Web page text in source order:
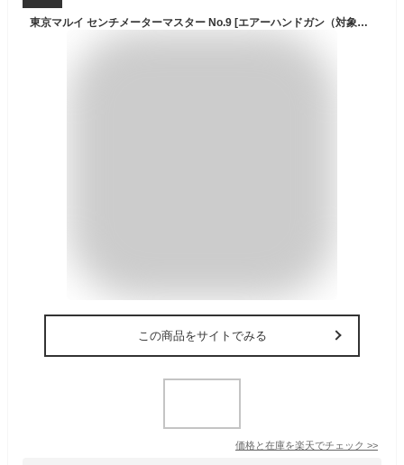
東京マルイ センチメーターマスター No.9 [エアーハンドガン（対象年令10才以上）] サバゲー エアガン ハンドガン カラス 害鳥 スズメ ネズミ退治 コスプレ 小道具 威力 飛距離 精度 重厚感 安全装置 コッキング エアコキ
この商品をサイトでみる
価格と在庫を楽天でチェック >>